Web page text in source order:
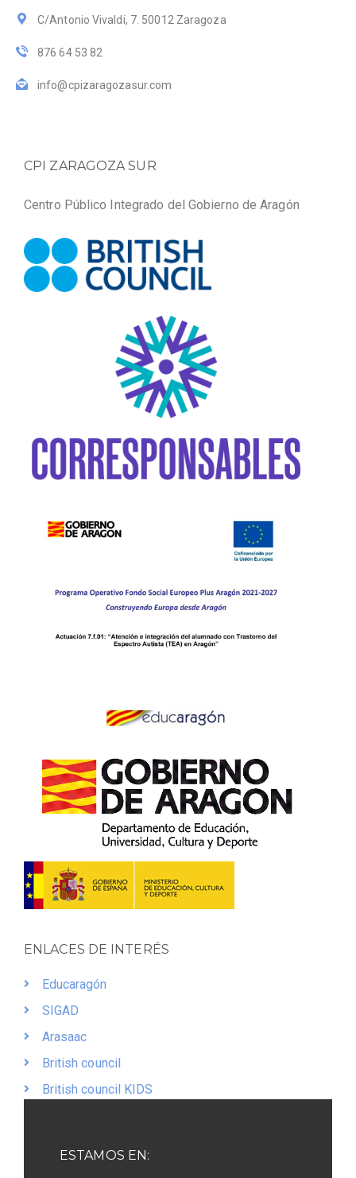
C/Antonio Vivaldi, 7. 50012 Zaragoza
876 64 53 82
info@cpizaragozasur.com
CPI ZARAGOZA SUR
Centro Público Integrado del Gobierno de Aragón
ENLACES DE INTERÉS
Educaragón
SIGAD
Arasaac
British council
British council KIDS
ESTAMOS EN: